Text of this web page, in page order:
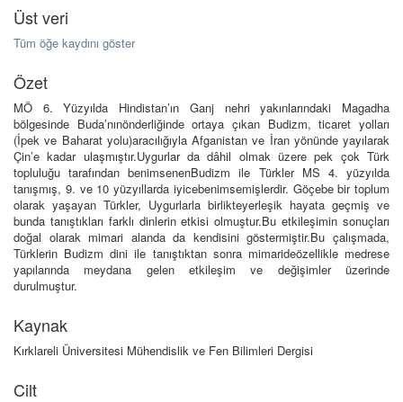
Üst veri
Tüm öğe kaydını göster
Özet
MÖ 6. Yüzyılda Hindistan’ın Ganj nehri yakınlarındaki Magadha
bölgesinde Buda’nınönderliğinde ortaya çıkan Budizm, ticaret yolları
(İpek ve Baharat yolu)aracılığıyla Afganistan ve İran yönünde yayılarak
Çin’e kadar ulaşmıştır.Uygurlar da dâhil olmak üzere pek çok Türk
topluluğu tarafından benimsenenBudizm ile Türkler MS 4. yüzyılda
tanışmış, 9. ve 10 yüzyıllarda iyicebenimsemişlerdir. Göçebe bir toplum
olarak yaşayan Türkler, Uygurlarla birlikteyerleşik hayata geçmiş ve
bunda tanıştıkları farklı dinlerin etkisi olmuştur.Bu etkileşimin sonuçları
doğal olarak mimari alanda da kendisini göstermiştir.Bu çalışmada,
Türklerin Budizm dini ile tanıştıktan sonra mimarideözellikle medrese
yapılarında meydana gelen etkileşim ve değişimler üzerinde
durulmuştur.
Kaynak
Kırklareli Üniversitesi Mühendislik ve Fen Bilimleri Dergisi
Cilt